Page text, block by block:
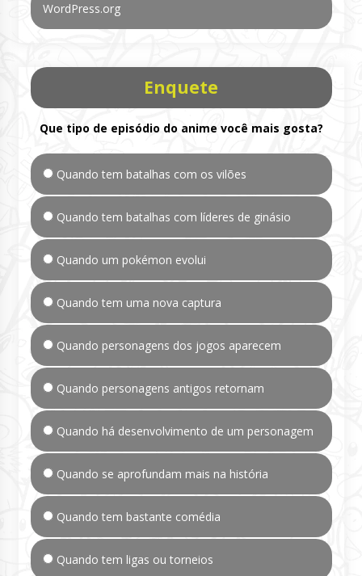
WordPress.org
Enquete
Que tipo de episódio do anime você mais gosta?
Quando tem batalhas com os vilões
Quando tem batalhas com líderes de ginásio
Quando um pokémon evolui
Quando tem uma nova captura
Quando personagens dos jogos aparecem
Quando personagens antigos retornam
Quando há desenvolvimento de um personagem
Quando se aprofundam mais na história
Quando tem bastante comédia
Quando tem ligas ou torneios